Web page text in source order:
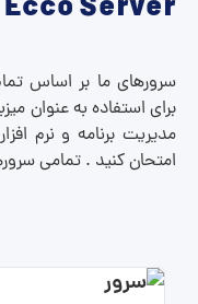
Ecco Server
سرورهای ما بر اساس
برای استفاده به عنوان
مدیریت برنامه و نرم
امتحان کنید . تمامی